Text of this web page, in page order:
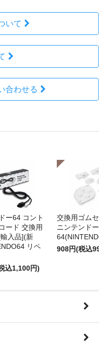
いて
合わせる
ー64 コント
ード 交換用
入品](新
リペ
込1,100円)
交換用ゴム
ニンテンドー
908円(税込